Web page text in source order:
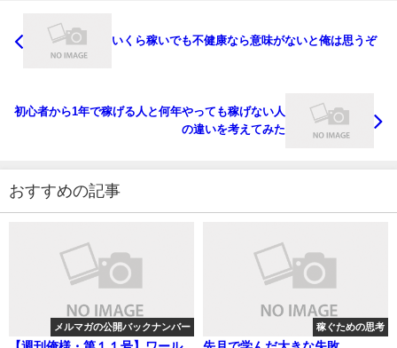
いくら稼いでも不健康なら意味がないと俺は思うぞ
初心者から1年で稼げる人と何年やっても稼げない人
の違いを考えてみた
おすすめの記事
メルマガの公開バックナンバー 稼ぐための思考